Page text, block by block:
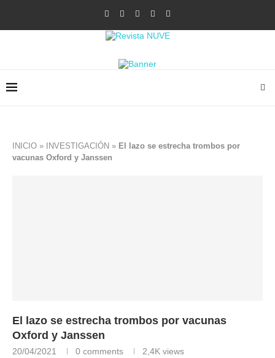
INICIO » INVESTIGACIÓN » El lazo se estrecha trombos por
vacunas Oxford y Janssen
El lazo se estrecha trombos por vacunas
Oxford y Janssen
20/04/2021 0 comments 2,4K views